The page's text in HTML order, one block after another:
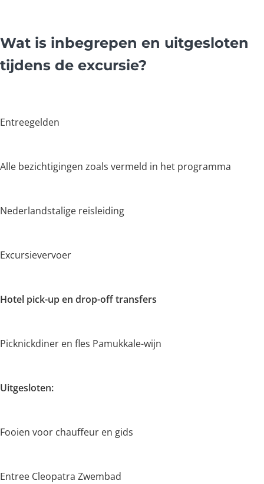
Wat is inbegrepen en uitgesloten
tijdens de excursie?
Entreegelden
Alle bezichtigingen zoals vermeld in het programma
Nederlandstalige reisleiding
Excursievervoer
Hotel pick-up en drop-off transfers
Picknickdiner en fles Pamukkale-wijn
Uitgesloten:
Fooien voor chauffeur en gids
Entree Cleopatra Zwembad